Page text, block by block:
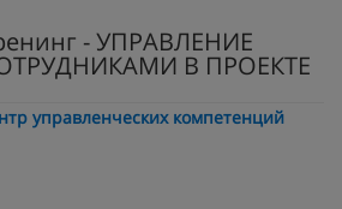
- УПРАВЛЕНИЕ
В ПРОЕКТЕ
управленческих компетенций